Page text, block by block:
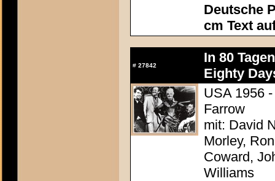
Deutsche
cm Text
# 27842
In 80
Eighty
USA 1956
Farrow
mit: David
Morley,
Coward,
Williams